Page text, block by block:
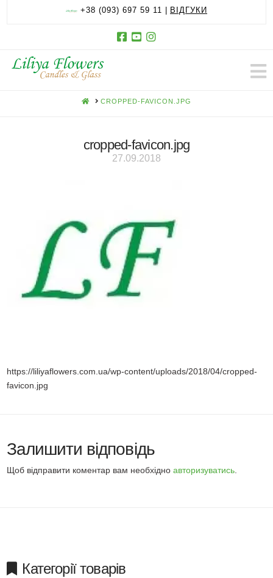
+38 (093) 697 59 11 | ВІДГУКИ
HOMECROPPED-FAVICON.JPG
cropped-favicon.jpg
27.09.2018
https://liliyaflowers.com.ua/wp-content/uploads/2018/04/cropped-
favicon.jpg
Залишити відповідь
Щоб відправити коментар вам необхідноавторизуватись
Категорії товарів